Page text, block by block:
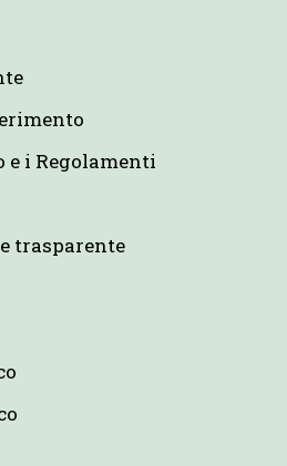
e i Regolamenti
trasparente